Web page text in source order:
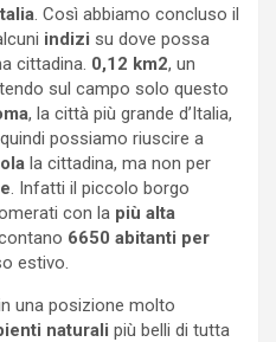
. Così abbiamo concluso il
indizi su dove possa
cittadina. 0,12 km2, un
sul campo solo questo
, la città più grande d’Italia,
possiamo riuscire a
la cittadina, ma non per
. Infatti il piccolo borgo
con la più alta
6650 abitanti per
estivo.
una posizione molto
naturali più belli di tutta